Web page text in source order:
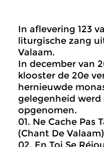
In aflevering 123
liturgische zang
Valaam.
In december van
klooster de 20e
hernieuwde
gelegenheid werd
opgenomen.
01. Ne Cache Pas
(Chant De